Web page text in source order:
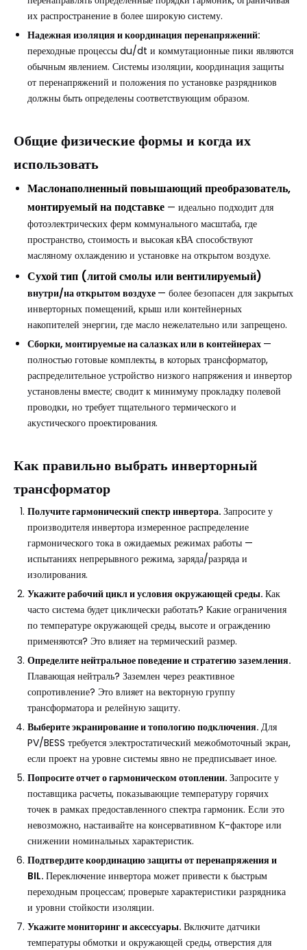
их распространение в более широкую систему.
Надежная изоляция и координация перенапряжений:
переходные процессы du/dt и коммутационные пики являются
обычным явлением. Системы изоляции, координация защиты
от перенапряжений и положения по установке разрядников
должны быть определены соответствующим образом.
Общие физические формы и когда их
использовать
Маслонаполненный повышающий преобразователь,
монтируемый на подставке — идеально подходит для
фотоэлектрических ферм коммунального масштаба, где
пространство, стоимость и высокая кВА способствуют
масляному охлаждению и установке на открытом воздухе.
Сухой тип (литой смолы или вентилируемый)
внутри/на открытом воздухе — более безопасен для закрытых
инверторных помещений, крыш или контейнерных
накопителей энергии, где масло нежелательно или запрещено.
Сборки, монтируемые на салазках или в контейнерах —
полностью готовые комплекты, в которых трансформатор,
распределительное устройство низкого напряжения и инвертор
установлены вместе; сводит к минимуму прокладку полевой
проводки, но требует тщательного термического и
акустического проектирования.
Как правильно выбрать инверторный
трансформатор
Получите гармонический спектр инвертора. Запросите у
производителя инвертора измеренное распределение
гармонического тока в ожидаемых режимах работы —
испытаниях непрерывного режима, заряда/разряда и
изолирования.
Укажите рабочий цикл и условия окружающей среды. Как
часто система будет циклически работать? Какие ограничения
по температуре окружающей среды, высоте и ограждению
применяются? Это влияет на термический размер.
Определите нейтральное поведение и стратегию заземления.
Плавающая нейтраль? Заземлен через реактивное
сопротивление? Это влияет на векторную группу
трансформатора и релейную защиту.
Выберите экранирование и топологию подключения. Для
PV/BESS требуется электростатический межобмоточный экран,
если проект на уровне системы явно не предписывает иное.
Попросите отчет о гармоническом отоплении. Запросите у
поставщика расчеты, показывающие температуру горячих
точек в рамках предоставленного спектра гармоник. Если это
невозможно, настаивайте на консервативном К-факторе или
снижении номинальных характеристик.
Подтвердите координацию защиты от перенапряжения и
BIL. Переключение инвертора может привести к быстрым
переходным процессам; проверьте характеристики разрядника
и уровни стойкости изоляции.
Укажите мониторинг и аксессуары. Включите датчики
температуры обмотки и окружающей среды, отверстия для